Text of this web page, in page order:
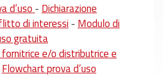
d’uso - Dichiarazione
di interessi - Modulo di
gratuita
e/o distributrice e
Flowchart prova d’uso